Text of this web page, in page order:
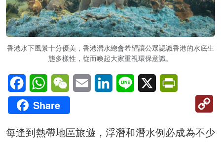
香港水下風景十分優美，香港潛水總會希望讓公眾認識香港的水底生
態多樣性，從而喚起大家重視環保意識。
FacebookWhatsAppWeChatEmail LinkedInLine X
Share
每逢到熱帶地區旅遊，浮潛和潛水例必成為不少